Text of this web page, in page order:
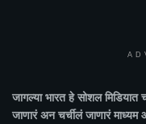
जागल्या भारतहे सोशल मिडियात
जाणारं अन चर्चीलं जाणारं माध्यम